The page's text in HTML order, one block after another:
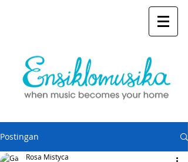
Postingan
Rosa Mistyca